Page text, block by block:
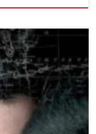
imaginar lo que
Fuentes) En el
por los militares que
Argentina, y nunca más
[…]